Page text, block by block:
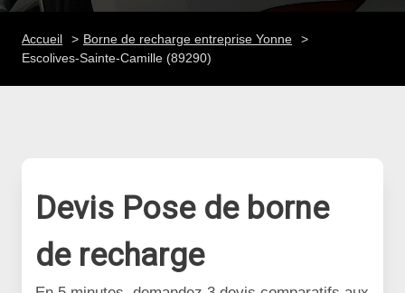
Accueil
Borne de recharge entreprise Yonne
Escolives-Sainte-Camille (89290)
Devis Pose de borne
de recharge